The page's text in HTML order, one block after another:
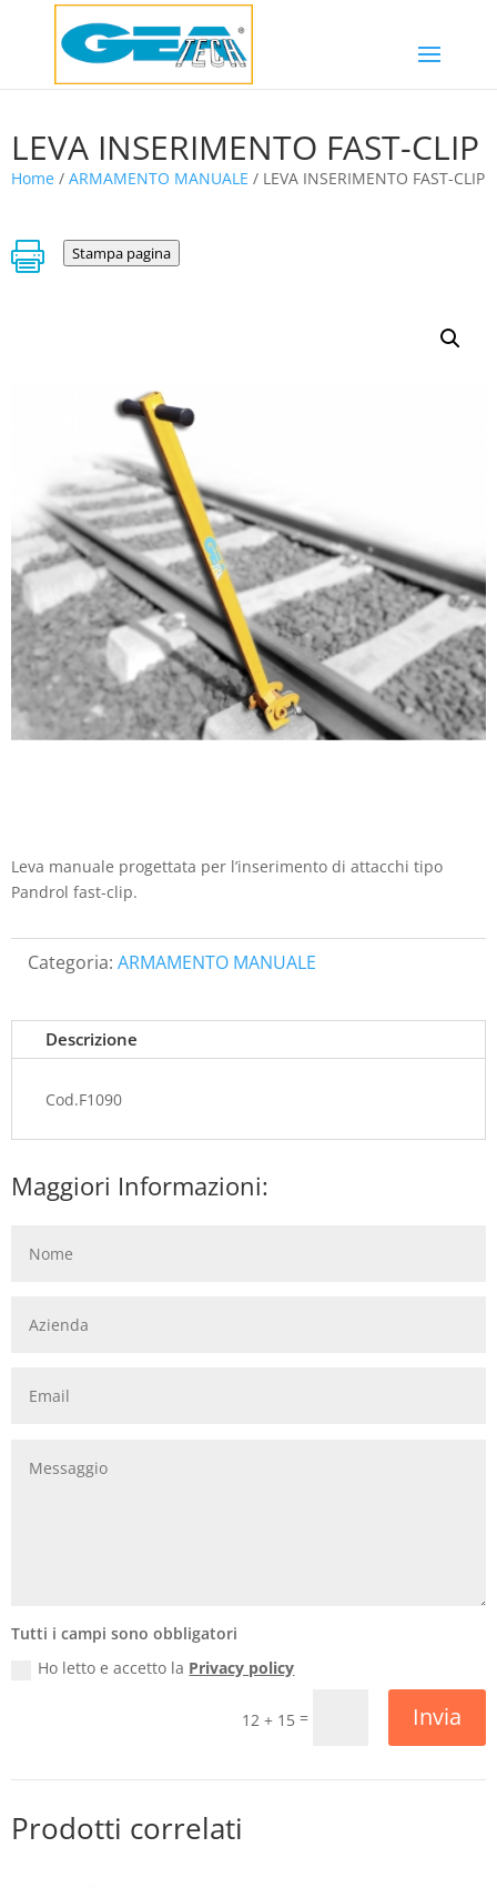
LEVA INSERIMENTO FAST-CLIP
Home / ARMAMENTO MANUALE / LEVA INSERIMENTO FAST-CLIP
 Stampa pagina
Leva manuale progettata per l’inserimento di attacchi tipo
Pandrol fast-clip.
Categoria: ARMAMENTO MANUALE
Descrizione
Cod.F1090
Maggiori Informazioni:
Tutti i campi sono obbligatori
Ho letto e accetto la Privacy policy
12 + 15 = Invia
Prodotti correlati